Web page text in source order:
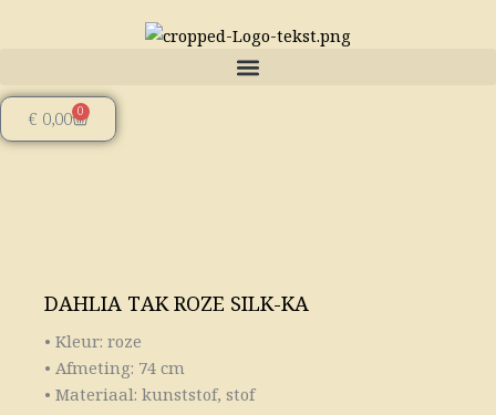
€ 0,00 0
Winkelwagen
DAHLIA TAK ROZE SILK-KA
• Kleur: roze
• Afmeting: 74 cm
• Materiaal: kunststof, stof